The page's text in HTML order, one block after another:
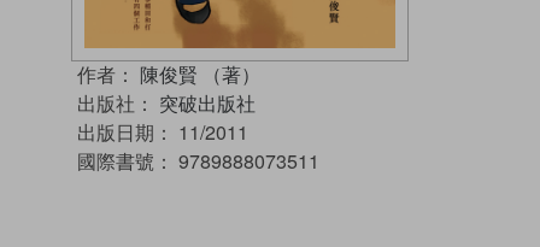
作者： 陳俊賢 （著）
出版社： 突破出版社
出版日期： 11/2011
國際書號： 9789888073511